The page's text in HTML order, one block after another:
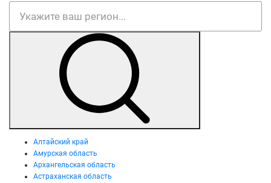
Алтайский край
Амурская область
Архангельская область
Астраханская область